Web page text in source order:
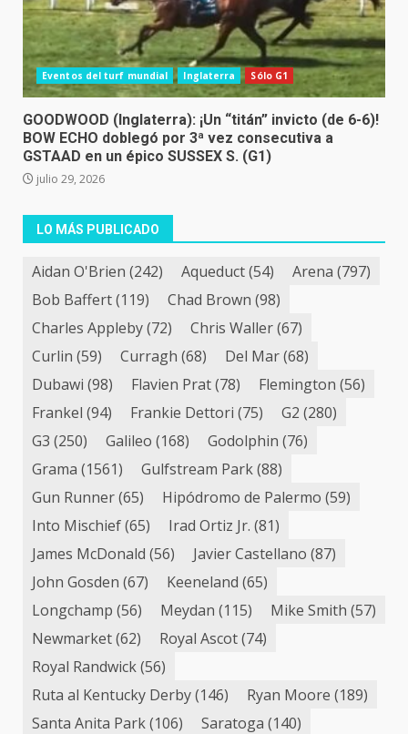
Eventos del turf mundial Inglaterra Sólo G1
GOODWOOD (Inglaterra): ¡Un “titán” invicto (de 6-6)!
BOW ECHO doblegó por 3ª vez consecutiva a
GSTAAD en un épico SUSSEX S. (G1)
julio 29, 2026
LO MÁS PUBLICADO
Aidan O'Brien (242) Aqueduct(54) Arena (797)
Bob Baffert(119) Chad Brown (98)
Charles Appleby(72) Chris Waller(67)
Curlin (59) Curragh (68) Del Mar(68)
Dubawi (98) Flavien Prat(78) Flemington (56)
Frankel (94) Frankie Dettori (75) G2 (280)
G3 (250) Galileo (168) Godolphin (76)
Grama (1561) Gulfstream Park(88)
Gun Runner(65) Hipódromo de Palermo (59)
Into Mischief(65) Irad Ortiz Jr. (81)
James McDonald (56) Javier Castellano (87)
John Gosden (67) Keeneland (65)
Longchamp (56) Meydan (115) Mike Smith (57)
Newmarket(62) Royal Ascot(74)
Royal Randwick(56)
Ruta al Kentucky Derby(146) Ryan Moore (189)
Santa Anita Park(106) Saratoga (140)